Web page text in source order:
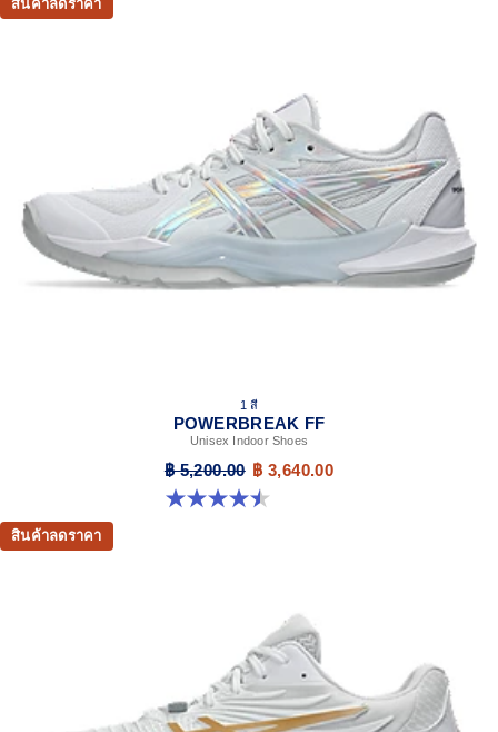
สินค้าลดราคา
1 สี
POWERBREAK FF
Unisex Indoor Shoes
฿ 5,200.00 ฿ 3,640.00
4.5 จาก 5 ดาว 2 รีวิว
สินค้าลดราคา